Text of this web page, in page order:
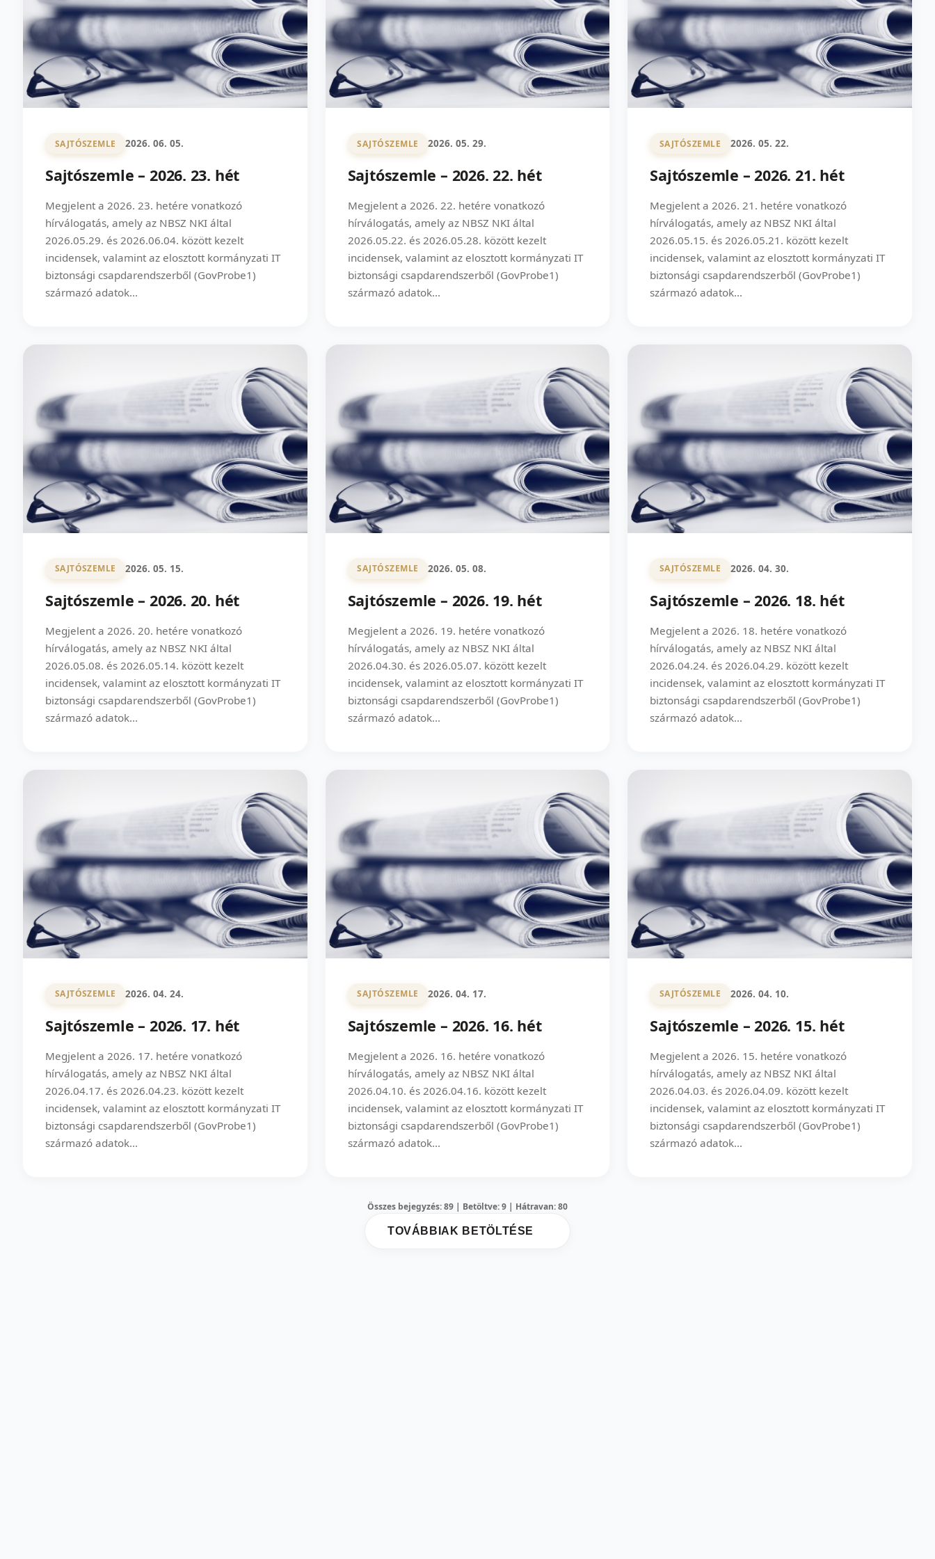
SAJTÓSZEMLE 2026. 06. 05.
Sajtószemle – 2026. 23. hét
Megjelent a 2026. 23. hetére vonatkozó
hírválogatás, amely az NBSZ NKI által
2026.05.29. és 2026.06.04. között kezelt
incidensek, valamint az elosztott kormányzati IT
biztonsági csapdarendszerből (GovProbe1)
származó adatok...
SAJTÓSZEMLE 2026. 05. 29.
Sajtószemle – 2026. 22. hét
Megjelent a 2026. 22. hetére vonatkozó
hírválogatás, amely az NBSZ NKI által
2026.05.22. és 2026.05.28. között kezelt
incidensek, valamint az elosztott kormányzati IT
biztonsági csapdarendszerből (GovProbe1)
származó adatok...
SAJTÓSZEMLE 2026. 05. 22.
Sajtószemle – 2026. 21. hét
Megjelent a 2026. 21. hetére vonatkozó
hírválogatás, amely az NBSZ NKI által
2026.05.15. és 2026.05.21. között kezelt
incidensek, valamint az elosztott kormányzati IT
biztonsági csapdarendszerből (GovProbe1)
származó adatok...
SAJTÓSZEMLE 2026. 05. 15.
Sajtószemle – 2026. 20. hét
Megjelent a 2026. 20. hetére vonatkozó
hírválogatás, amely az NBSZ NKI által
2026.05.08. és 2026.05.14. között kezelt
incidensek, valamint az elosztott kormányzati IT
biztonsági csapdarendszerből (GovProbe1)
származó adatok...
SAJTÓSZEMLE 2026. 05. 08.
Sajtószemle – 2026. 19. hét
Megjelent a 2026. 19. hetére vonatkozó
hírválogatás, amely az NBSZ NKI által
2026.04.30. és 2026.05.07. között kezelt
incidensek, valamint az elosztott kormányzati IT
biztonsági csapdarendszerből (GovProbe1)
származó adatok...
SAJTÓSZEMLE 2026. 04. 30.
Sajtószemle – 2026. 18. hét
Megjelent a 2026. 18. hetére vonatkozó
hírválogatás, amely az NBSZ NKI által
2026.04.24. és 2026.04.29. között kezelt
incidensek, valamint az elosztott kormányzati IT
biztonsági csapdarendszerből (GovProbe1)
származó adatok...
SAJTÓSZEMLE 2026. 04. 24.
Sajtószemle – 2026. 17. hét
Megjelent a 2026. 17. hetére vonatkozó
hírválogatás, amely az NBSZ NKI által
2026.04.17. és 2026.04.23. között kezelt
incidensek, valamint az elosztott kormányzati IT
biztonsági csapdarendszerből (GovProbe1)
származó adatok...
SAJTÓSZEMLE 2026. 04. 17.
Sajtószemle – 2026. 16. hét
Megjelent a 2026. 16. hetére vonatkozó
hírválogatás, amely az NBSZ NKI által
2026.04.10. és 2026.04.16. között kezelt
incidensek, valamint az elosztott kormányzati IT
biztonsági csapdarendszerből (GovProbe1)
származó adatok...
SAJTÓSZEMLE 2026. 04. 10.
Sajtószemle – 2026. 15. hét
Megjelent a 2026. 15. hetére vonatkozó
hírválogatás, amely az NBSZ NKI által
2026.04.03. és 2026.04.09. között kezelt
incidensek, valamint az elosztott kormányzati IT
biztonsági csapdarendszerből (GovProbe1)
származó adatok...
Összes bejegyzés: 89 | Betöltve: 9 | Hátravan: 80
TOVÁBBIAK BETÖLTÉSE